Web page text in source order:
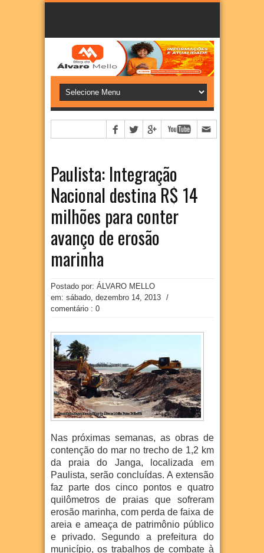
Paulista: Integração
Nacional destina R$ 14
milhões para conter
avanço de erosão
marinha
Postado por: ÁLVARO MELLO
em: sábado, dezembro 14, 2013
/
comentário : 0
Nas próximas semanas, as obras de
contenção do mar no trecho de 1,2 km
da praia do Janga, localizada em
Paulista, serão concluídas. A extensão
faz parte dos cinco pontos e quatro
quilômetros de praias que sofreram
erosão marinha, com perda de faixa de
areia e ameaça de patrimônio público
e privado. Segundo a prefeitura do
município, os trabalhos de combate à